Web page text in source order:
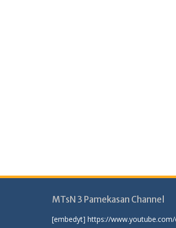
MTsN 3 Pamekasan Channel
[embedyt] https://